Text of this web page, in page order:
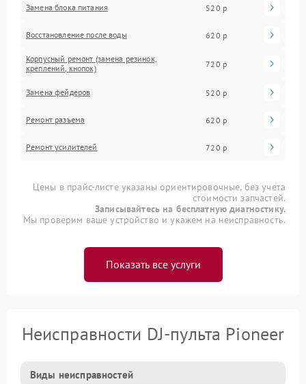
Замена блока питания 520 р
Восстановление после воды 620 р
Корпусный ремонт (замена резинок,
креплений, кнопок)
720 р
Замена фейдеров 520 р
Ремонт разъема 620 р
Ремонт усилителей 720 р
Цены в прайс-листе указаны ориентировочные, без учета
стоимости запчастей.
Записывайтесь на бесплатную диагностику.
Мы проверим ваше устройство и укажем на неисправность.
Показать все услуги
Неисправности DJ-пульта Pioneer
Виды неисправностей